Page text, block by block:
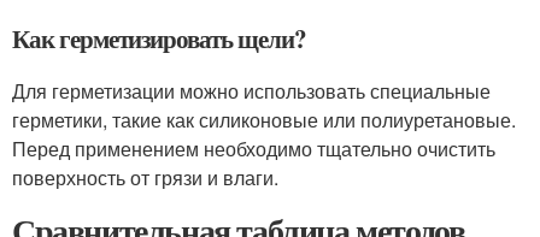
Как герметизировать щели?
Для герметизации можно использовать специальные
герметики, такие как силиконовые или полиуретановые.
Перед применением необходимо тщательно очистить
поверхность от грязи и влаги.